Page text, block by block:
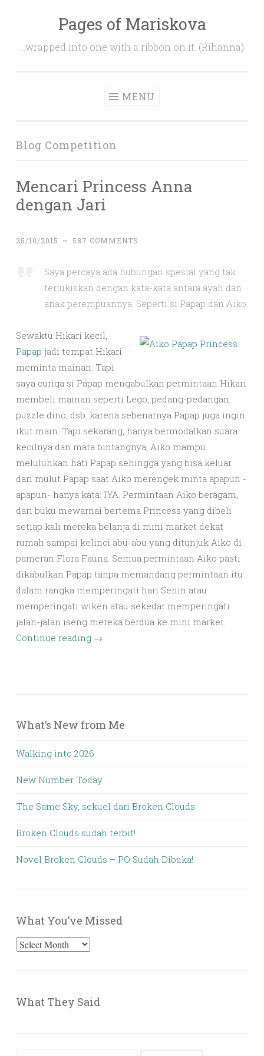
content
Pages of Mariskova
…wrapped into one with a ribbon on it. (Rihanna)
MENU
Blog Competition
Mencari Princess Anna
dengan Jari
25/10/2015 ~ 587 COMMENTS
Saya percaya ada hubungan spesial yang tak
terlukiskan dengan kata-kata antara ayah dan
anak perempuannya. Seperti si Papap dan Aiko.
Sewaktu Hikari kecil,
Papap jadi tempat Hikari
meminta mainan. Tapi
saya curiga si Papap mengabulkan permintaan Hikari
membeli mainan seperti Lego, pedang-pedangan,
puzzle dino, dsb. karena sebenarnya Papap juga ingin
ikut main. Tapi sekarang, hanya bermodalkan suara
kecilnya dan mata bintangnya, Aiko mampu
meluluhkan hati Papap sehingga yang bisa keluar
dari mulut Papap saat Aiko merengek minta apapun -
apapun- hanya kata: IYA. Permintaan Aiko beragam,
dari buku mewarnai bertema Princess yang dibeli
setiap kali mereka belanja di mini market dekat
rumah sampai kelinci abu-abu yang ditunjuk Aiko di
pameran Flora Fauna. Semua permintaan Aiko pasti
dikabulkan Papap tanpa memandang permintaan itu
dalam rangka memperingati hari Senin atau
memperingati wiken atau sekedar memperingati
jalan-jalan iseng mereka berdua ke mini market.
Continue reading →
What’s New from Me
Walking into 2026
New Number Today
The Same Sky, sekuel dari Broken Clouds
Broken Clouds sudah terbit!
Novel Broken Clouds – PO Sudah Dibuka!
What You’ve Missed
What
What They Said